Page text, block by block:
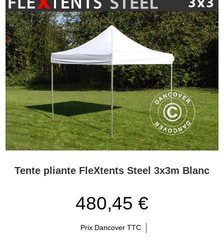
Tente pliante FleXtents Steel 3x3m Blanc
480,45 €
Prix Dancover TTC